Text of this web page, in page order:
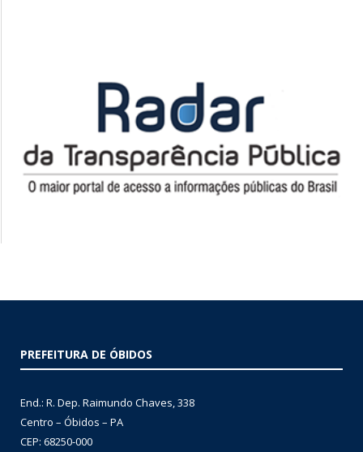
PREFEITURA DE ÓBIDOS
End.: R. Dep. Raimundo Chaves, 338
Centro – Óbidos – PA
CEP: 68250-000